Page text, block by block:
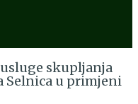
skupljanja
Selnica u primjeni